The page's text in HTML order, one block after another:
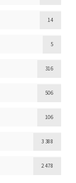
14
5
316
506
106
3 388
2 478